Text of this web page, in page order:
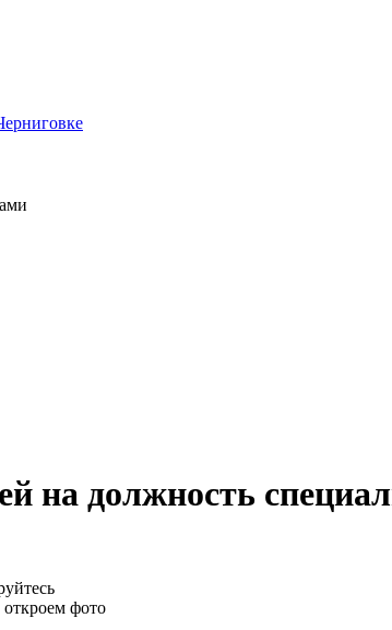
на должность
фото